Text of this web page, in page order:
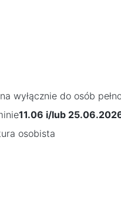
wyłącznie do osób
11.06 i/lub
osobista